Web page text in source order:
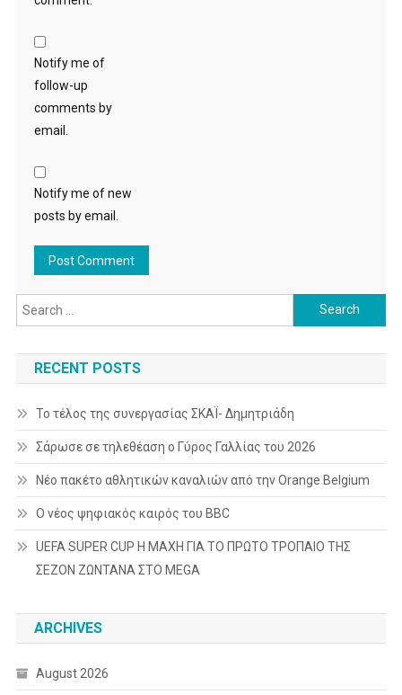
Notify me of
follow-up
comments by
email.
Notify me of new
posts by email.
Search
for:
RECENT POSTS
Το τέλος της συνεργασίας ΣΚΑΪ- Δημητριάδη
Σάρωσε σε τηλεθέαση ο Γύρος Γαλλίας του 2026
Νέο πακέτο αθλητικών καναλιών από την Orange Belgium
Ο νέος ψηφιακός καιρός του BBC
UEFA SUPER CUP Η ΜΑΧΗ ΓΙΑ ΤΟ ΠΡΩΤΟ ΤΡΟΠΑΙΟ ΤΗΣ
ΣΕΖΟΝ ΖΩΝΤΑΝΑ ΣΤΟ MEGA
ARCHIVES
August 2026